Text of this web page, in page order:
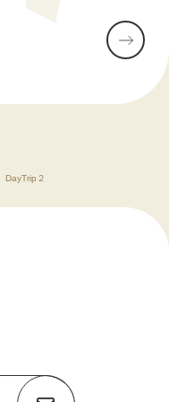
DayTrip２